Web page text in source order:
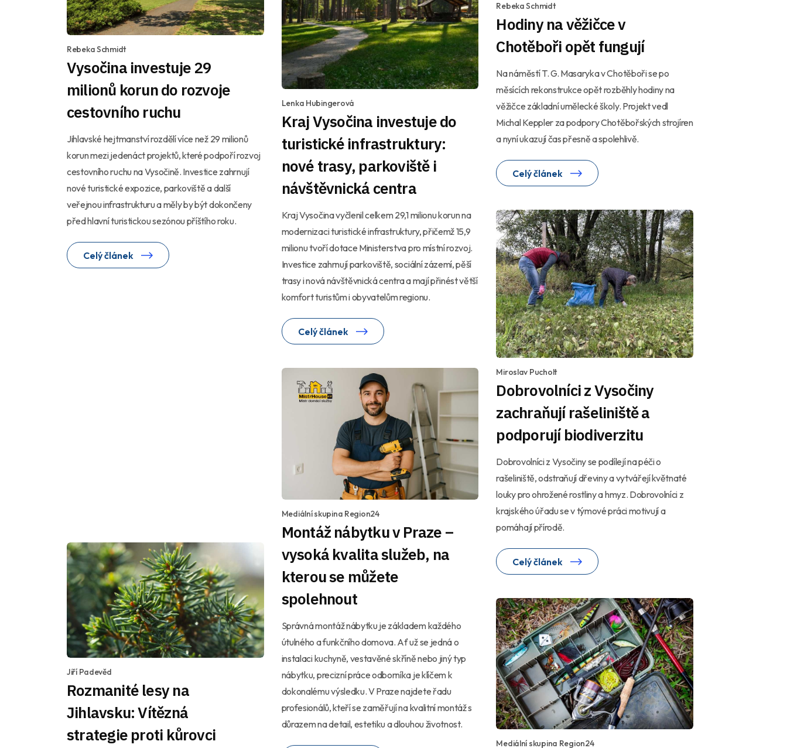
Rebeka Schmidt
Hodiny na věžičce v
Chotěboři opět fungují
Na náměstí T. G. Masaryka v Chotěboři se po
měsících rekonstrukce opět rozběhly hodiny na
věžičce základní umělecké školy. Projekt vedl
Michal Keppler za podpory Chotěbořských strojíren
a nyní ukazují čas přesně a spolehlivě.
Celý článek
Rebeka Schmidt
Vysočina investuje 29
milionů korun do rozvoje
cestovního ruchu
Jihlavské hejtmanství rozdělí více než 29 milionů
korun mezi jedenáct projektů, které podpoří rozvoj
cestovního ruchu na Vysočině. Investice zahrnují
nové turistické expozice, parkoviště a další
veřejnou infrastrukturu a měly by být dokončeny
před hlavní turistickou sezónou příštího roku.
Celý článek
Lenka Hubingerová
Kraj Vysočina investuje do
turistické infrastruktury:
nové trasy, parkoviště i
návštěvnická centra
Kraj Vysočina vyčlenil celkem 29,1 milionu korun na
modernizaci turistické infrastruktury, přičemž 15,9
milionu tvoří dotace Ministerstva pro místní rozvoj.
Investice zahrnují parkoviště, sociální zázemí, pěší
trasy i nová návštěvnická centra a mají přinést větší
komfort turistům i obyvatelům regionu.
Celý článek
Miroslav Pucholt
Dobrovolníci z Vysočiny
zachraňují rašeliniště a
podporují biodiverzitu
Dobrovolníci z Vysočiny se podílejí na péči o
rašeliniště, odstraňují dřeviny a vytvářejí květnaté
louky pro ohrožené rostliny a hmyz. Dobrovolníci z
krajského úřadu se v týmové práci motivují a
pomáhají přírodě.
Celý článek
Mediální skupina Region24
Montáž nábytku v Praze –
vysoká kvalita služeb, na
kterou se můžete
spolehnout
Správná montáž nábytku je základem každého
útulného a funkčního domova. Ať už se jedná o
instalaci kuchyně, vestavěné skříně nebo jiný typ
nábytku, precizní práce odborníka je klíčem k
dokonalému výsledku. V Praze najdete řadu
profesionálů, kteří se zaměřují na kvalitní montáž s
důrazem na detail, estetiku a dlouhou životnost.
Jiří Padevěd
Rozmanité lesy na
Jihlavsku: Vítězná
strategie proti kůrovci
Mediální skupina Region24